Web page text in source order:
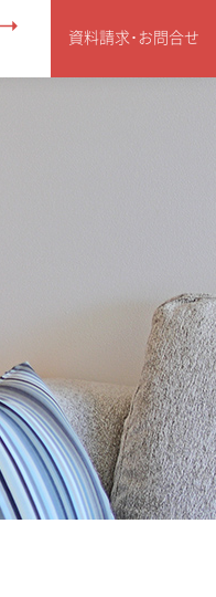
資料請求･お問合せ